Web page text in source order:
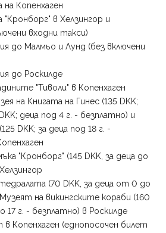
на Копенхаген
"Кронборг" в Хелзингор и
входни такси)
до Малмьо и Лунд (без включени
до Роскилде
"Тиволи" в Копенхаген
на Книгата на Гинес (135 DKK;
деца под 4 г. - безплатно) и
DKK; за деца под 18 г. -
"Кронборг" (145 DKK, за деца до
(70 DKK, за деца от 0 до
на викингските кораби (160
17 г. - безплатно) в Роскилде
Копенхаген (еднопосочен билет